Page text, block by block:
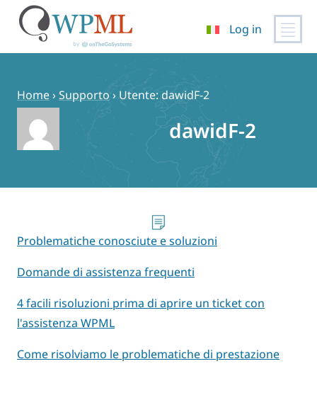
contenuto
Log in
Home›Supporto › Utente: dawidF-2
dawidF-2
Problematiche conosciute e soluzioni
Domande di assistenza frequenti
4 facili risoluzioni prima di aprire un ticket con
l'assistenza WPML
Come risolviamo le problematiche di prestazione